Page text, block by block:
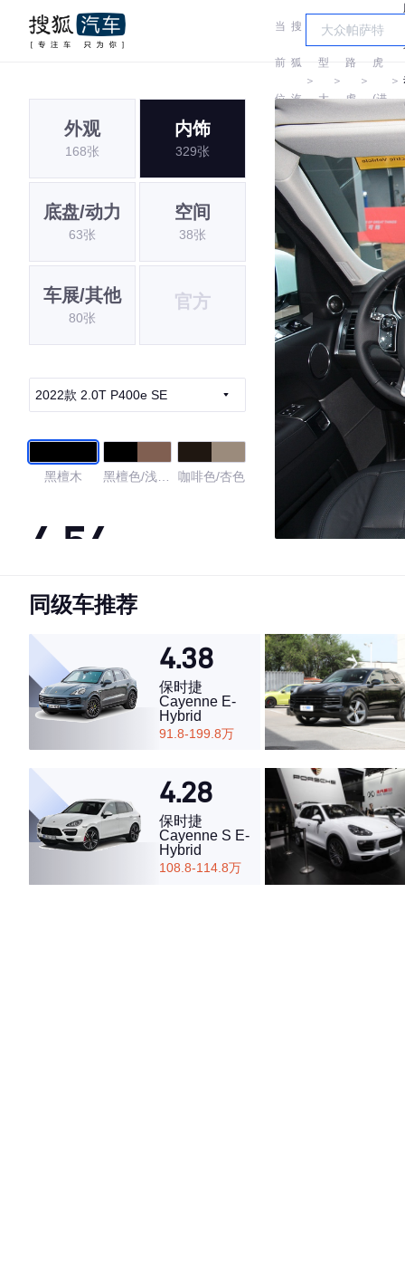
当
前
位
置:
搜
狐
汽
车
＞
车
型
大
全
＞
路
虎
＞
路
虎
(进
口)
＞
外观
168张
内饰
329张
底盘/动力
63张
空间
38张
车展/其他
80张
官方
2022款 2.0T P400e SE
黑檀木
黑檀色/浅褐
咖啡色/杏色
4.54
·外观表现较为优秀，优于100%同级车
·空间表现一般，低于89%同级车
同级车推荐
4.38
保时捷
Cayenne E-
Hybrid
91.8-199.8万
4.28
保时捷
Cayenne S E-
Hybrid
108.8-114.8万